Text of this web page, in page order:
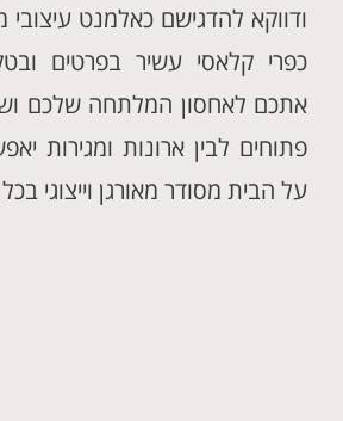
ודווקא להדגישם כאלמנט עיצובי
כפרי קלאסי עשיר בפרטים
אתכם לאחסון המלתחה שלכם
פתוחים לבין ארונות ומגירות
על הבית מסודר מאורגן וייצוגי